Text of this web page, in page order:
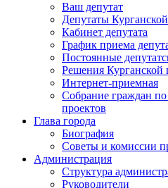
Ваш депутат
Депутаты
Кабинет депутата
График приема
Постоянные
Решения Курганской
Интернет-приемная
Собрание граждан
проектов
Глава города
Биография
Советы и комиссии
Администрация
Структура
Руководители